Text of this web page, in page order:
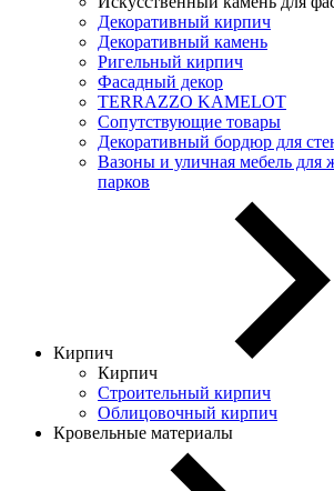
Декоративный кирпич
Декоративный камень
Ригельный кирпич
Фасадный декор
TERRAZZO KAMELOT
Сопутствующие товары
Декоративный бордюр для
Вазоны и уличная мебель для
парков
Кирпич
Кирпич
Строительный кирпич
Облицовочный кирпич
Кровельные материалы